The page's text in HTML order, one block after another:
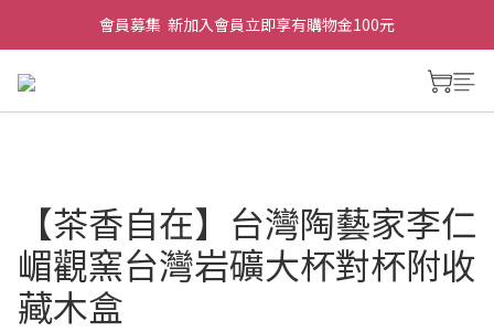
會員募集  新加入會員立即享有購物金100元
【茶香自在】台灣陶藝家李仁
嵋觀窯台灣岩礦大杯對杯附收
藏木盒